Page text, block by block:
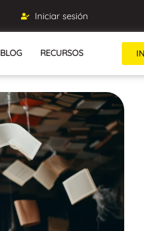
Iniciar sesión
BLOG RECURSOS